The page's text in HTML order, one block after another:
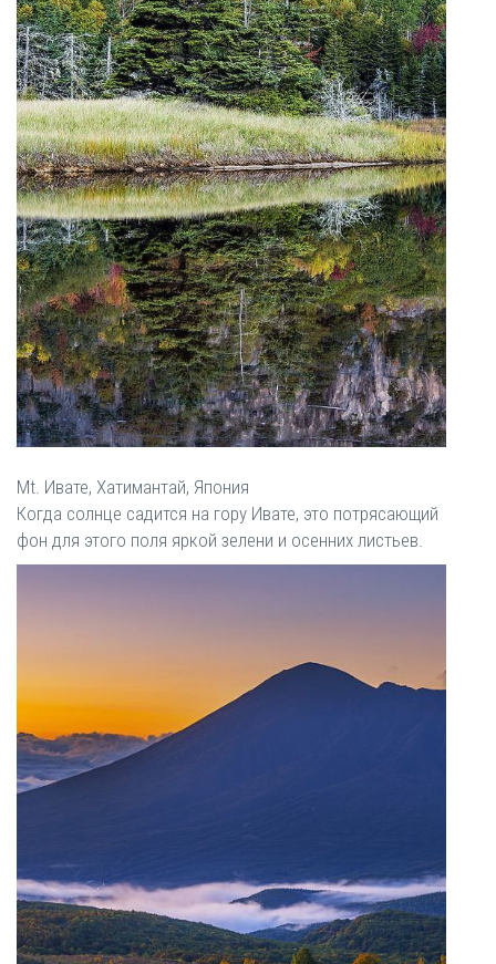
Mt. Ивате, Хатимантай, Япония
Когда солнце садится на гору Ивате, это потрясающий
фон для этого поля яркой зелени и осенних листьев.